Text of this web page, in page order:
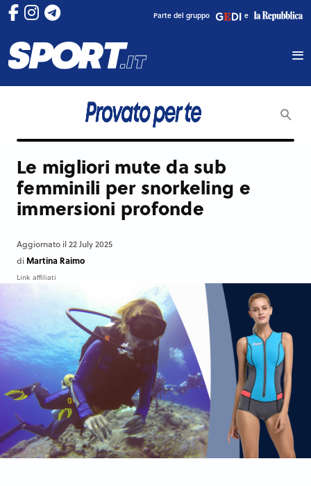
Parte del gruppo e
Le migliori mute da sub
femminili per snorkeling e
immersioni profonde
Aggiornato il 22 July 2025
di Martina Raimo
Link affiliati